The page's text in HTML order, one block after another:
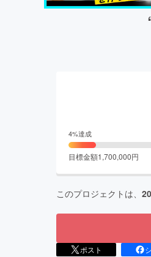
4%達成
目標金額1,700,000円
このプロジェクトは、
ポスト